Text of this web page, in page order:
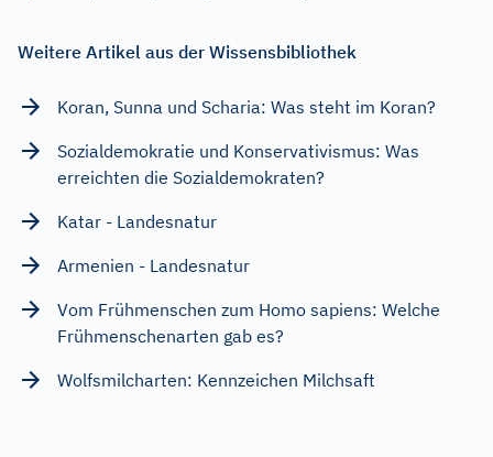
Weitere Artikel aus der Wissensbibliothek
Koran, Sunna und Scharia: Was steht im Koran?
Sozialdemokratie und Konservativismus: Was
erreichten die Sozialdemokraten?
Katar - Landesnatur
Armenien - Landesnatur
Vom Frühmenschen zum Homo sapiens: Welche
Frühmenschenarten gab es?
Wolfsmilcharten: Kennzeichen Milchsaft